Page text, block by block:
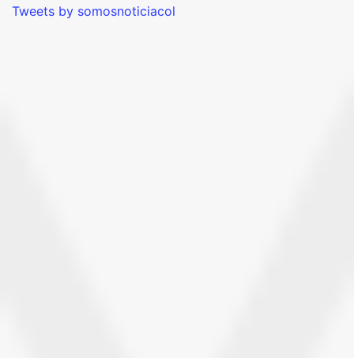
Tweets by somosnoticiacol